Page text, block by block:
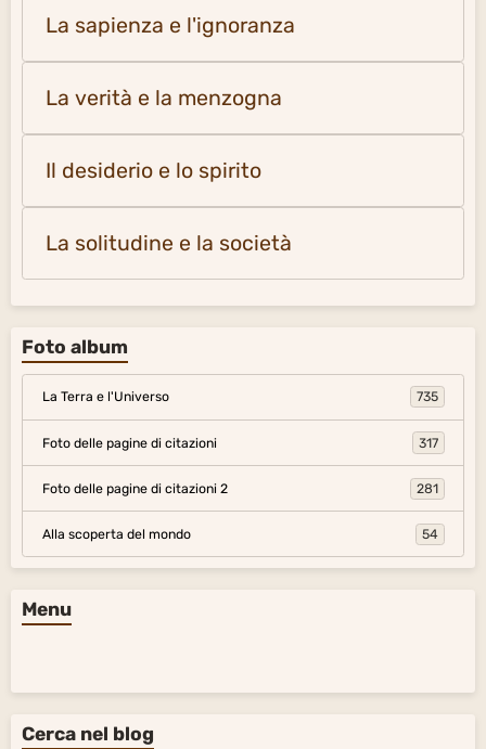
La sapienza e l'ignoranza
La verità e la menzogna
Il desiderio e lo spirito
La solitudine e la società
Foto album
La Terra e l'Universo 735
Foto delle pagine di citazioni 317
Foto delle pagine di citazioni 2 281
Alla scoperta del mondo 54
Menu
Cerca nel blog